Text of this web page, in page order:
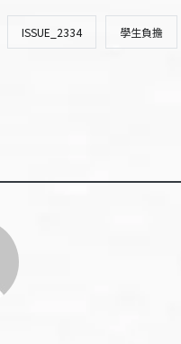
ISSUE_2334 學生負擔